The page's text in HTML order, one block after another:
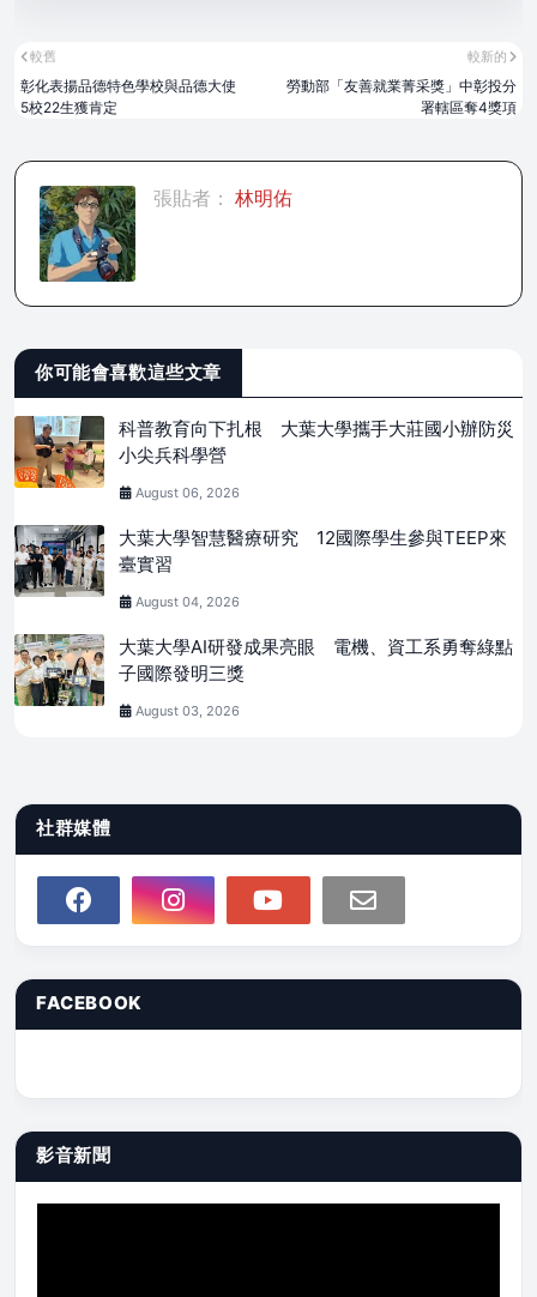
較新的
勞動部「友善就業菁采獎」中彰投分
署轄區奪4獎項
較舊
彰化表揚品德特色學校與品德大使
5校22生獲肯定
張貼者： 林明佑
你可能會喜歡這些文章
科普教育向下扎根 大葉大學攜手大莊國小辦防災
小尖兵科學營
August 06, 2026
大葉大學智慧醫療研究 12國際學生參與TEEP來
臺實習
August 04, 2026
大葉大學AI研發成果亮眼 電機、資工系勇奪綠點
子國際發明三獎
August 03, 2026
社群媒體
FACEBOOK
影音新聞